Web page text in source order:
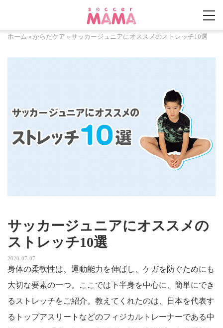
ホーム » からだケア » サッカージュニアにオススメのストレッチ10選
サッカージュニアにオススメの
ストレッチ10選
2020-07-07
身体の柔軟性は、運動能力を伸ばし、ケガを防ぐためにも
大切な要素の一つ。ここでは下半身を中心に、簡単にでき
るストレッチをご紹介。教えてくれたのは、日本を代表す
るトップアスリートなどのフィジカルトレーナーである中